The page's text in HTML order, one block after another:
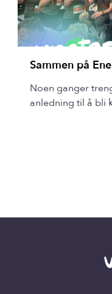
Sammen på
Noen ganger
anledning til å bli